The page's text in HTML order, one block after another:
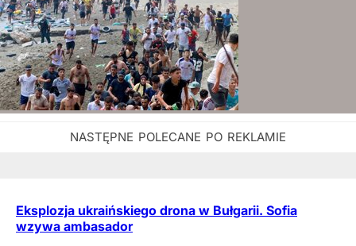
Eksplozja ukraińskiego drona w Bułgarii. Sofia
wzywa ambasador